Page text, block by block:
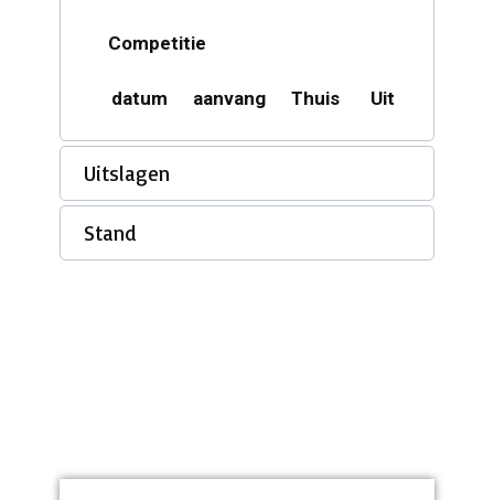
Competitie
datum aanvang Thuis Uit
Uitslagen
Stand